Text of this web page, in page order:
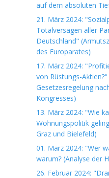
auf dem absoluten
21. März 2024:
Totalversagen aller
Deutschland"
des Europarates)
17. März 2024:
von Rüstungs-
Gesetzesregelung
Kongresses)
13. März 2024: "Wie
Wohnungspolitik
Graz und Bielefeld)
01. März 2024: "Wer
warum? (Analyse der
26. Februar 2024: